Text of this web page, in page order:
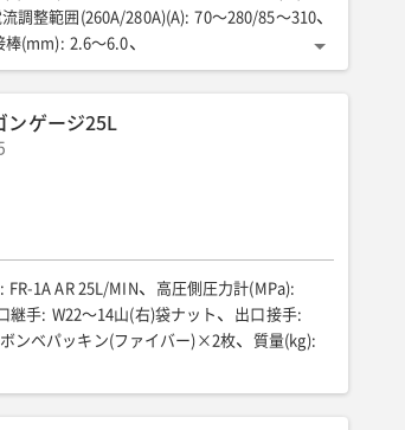
調整範囲(260A/280A)(A): 70〜280/85〜310
棒(mm): 2.6〜6.0
囲(260A/280A)(A): 35〜150/45〜160
棒(mm): 2.0〜4.0
)電流調整範囲(A)
)使用溶接棒(mm)
【交流出力】(単相)コンセント
: 軽油/37 燃料消費量(L/h)
第2次 全長(mm) 1410 全幅(mm): 566
392 騒音値LwA(dB)
ンゲージ25L
: FR-1A AR 25L/MIN 高圧側圧力計(MPa):
継手: W22〜14山(右)袋ナット 出口接手:
ボンベパッキン(ファイバー)×2枚 質量(kg):